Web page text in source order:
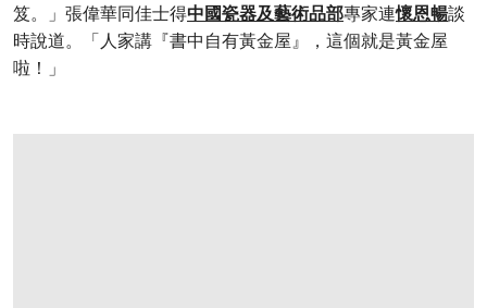
笈。」張偉華同佳士得中國瓷器及藝術品部專家連懷恩暢談
時說道。「人家講『書中自有黃金屋』，這個就是黃金屋
啦！」